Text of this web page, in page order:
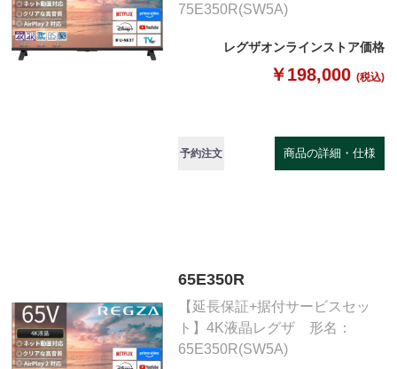
75E350R(SW5A)
レグザオンラインストア価格
￥198,000 (税込)
予約注文 商品の詳細・仕様
65E350R
【延長保証+据付サービスセッ
ト】4K液晶レグザ 形名：
65E350R(SW5A)